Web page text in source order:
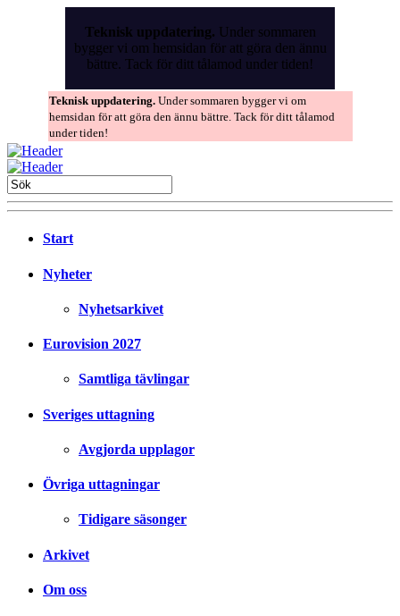
Teknisk uppdatering. Under sommaren
bygger vi om hemsidan för att göra den ännu
bättre. Tack för ditt tålamod under tiden!
Teknisk uppdatering. Under sommaren bygger vi om
hemsidan för att göra den ännu bättre. Tack för ditt tålamod
under tiden!
Start
Nyheter
Nyhetsarkivet
Eurovision 2027
Samtliga tävlingar
Sveriges uttagning
Avgjorda upplagor
Övriga uttagningar
Tidigare säsonger
Arkivet
Om oss